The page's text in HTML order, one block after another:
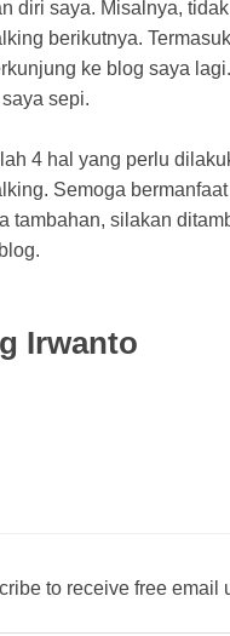
diri saya. Misalnya,
berikutnya.
ke blog saya
sepi.
4 hal yang perlu
Semoga
tambahan, silakan
Irwanto
to receive free email